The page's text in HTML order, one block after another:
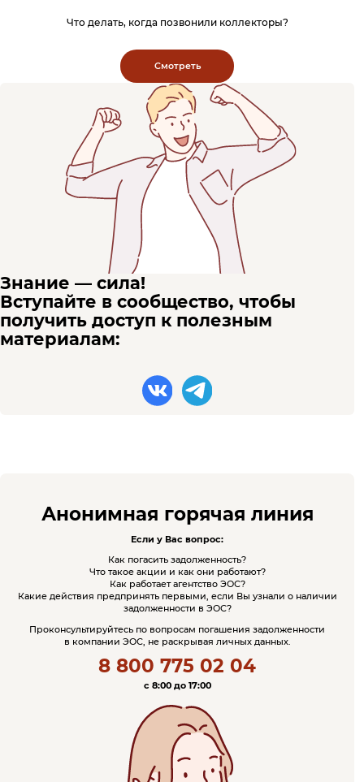
Что делать, когда позвонили коллекторы?
Смотреть
Знание — сила!
Вступайте в сообщество, чтобы
получить доступ к полезным
материалам:
Анонимная горячая линия
Если у Вас вопрос:
Как погасить задолженность?
Что такое акции и как они работают?
Как работает агентство ЭОС?
Какие действия предпринять первыми, если Вы узнали о наличии
задолженности в ЭОС?
Проконсультируйтесь по вопросам погашения задолженности
в компании ЭОС, не раскрывая личных данных.
8 800 775 02 04
c 8:00 до 17:00